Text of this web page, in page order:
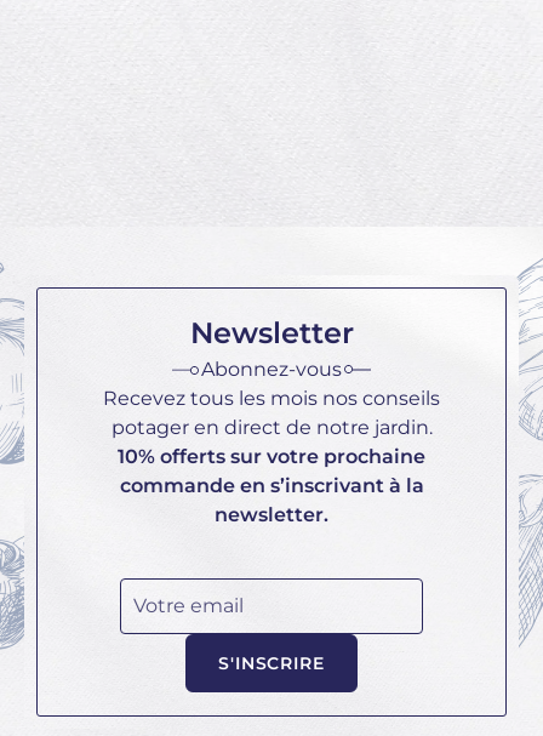
cultiver, mais il demande un peu
Newsletter
Abonnez-vous
Recevez tous les mois nos conseils
potager en direct de notre jardin.
10% offerts sur votre prochaine
commande en s’inscrivant à la
newsletter.
Votre email
S'INSCRIRE